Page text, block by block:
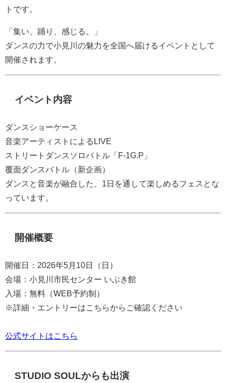
トです。
「集い、踊り、感じる。」
ダンスの力で小見川の魅力を全国へ届けるイベントとして
開催されます。
イベント内容
ダンスショーケース
音楽アーティストによるLIVE
ストリートダンスソロバトル「F-1G.P」
覆面ダンスバトル（新企画）
ダンスと音楽が融合した、1日を通して楽しめるフェスとな
っています。
開催概要
開催日：2026年5月10日（日）
会場：小見川市民センター いぶき館
入場：無料（WEB予約制）
※詳細・エントリーはこちらからご確認ください
公式サイトはこちら
STUDIO SOULからも出演